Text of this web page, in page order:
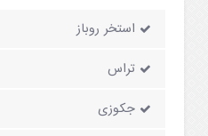
استخر روباز
تراس
جکوزی